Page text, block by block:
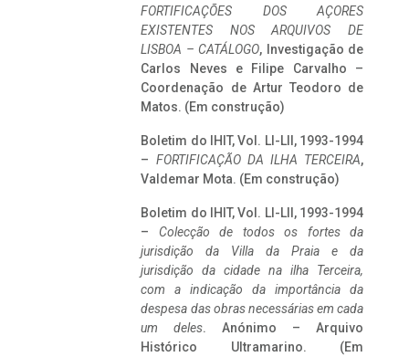
FORTIFICAÇÕES DOS AÇORES
EXISTENTES NOS ARQUIVOS DE
LISBOA – CATÁLOGO, Investigação de
Carlos Neves e Filipe Carvalho –
Coordenação de Artur Teodoro de
Matos. (Em construção)
Boletim do IHIT, Vol. LI-LII, 1993-1994
– FORTIFICAÇÃO DA ILHA TERCEIRA,
Valdemar Mota. (Em construção)
Boletim do IHIT, Vol. LI-LII, 1993-1994
– Colecção de todos os fortes da
jurisdição da Villa da Praia e da
jurisdição da cidade na ilha Terceira,
com a indicação da importância da
despesa das obras necessárias em cada
um deles. Anónimo – Arquivo
Histórico Ultramarino. (Em